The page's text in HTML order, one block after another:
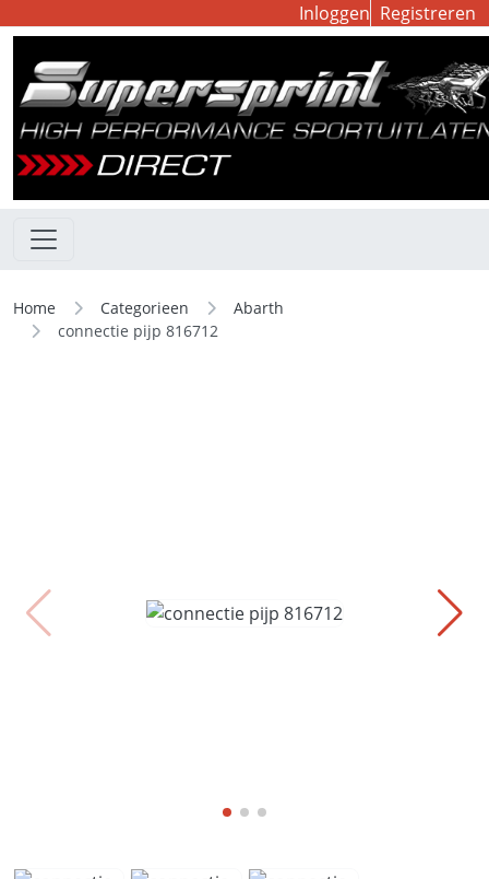
Inloggen Registreren
Home Categorieen
Abarth
connectie pijp 816712